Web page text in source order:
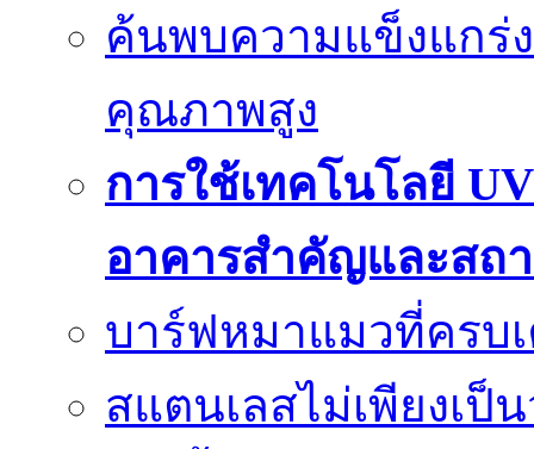
ค้นพบความแข็งแกร่
คุณภาพสูง
การใช้เทคโนโลยี
อาคารสำคัญและสถ
บาร์ฟหมาแมวที่ครบ
สแตนเลสไม่เพียงเ